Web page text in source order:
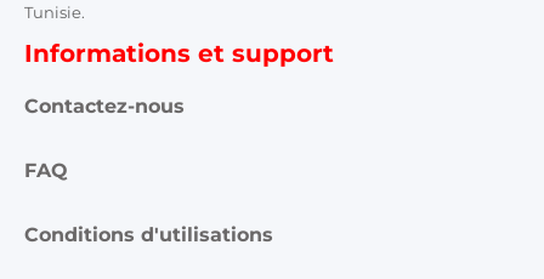
Tunisie.
Informations et support
Contactez-nous
FAQ
Conditions d'utilisations